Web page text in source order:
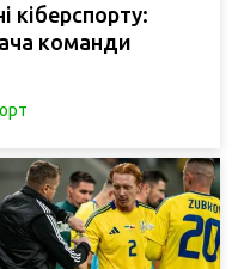
кіберспорту:
команди